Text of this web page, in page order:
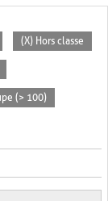
(X) Hors classe
(> 100)